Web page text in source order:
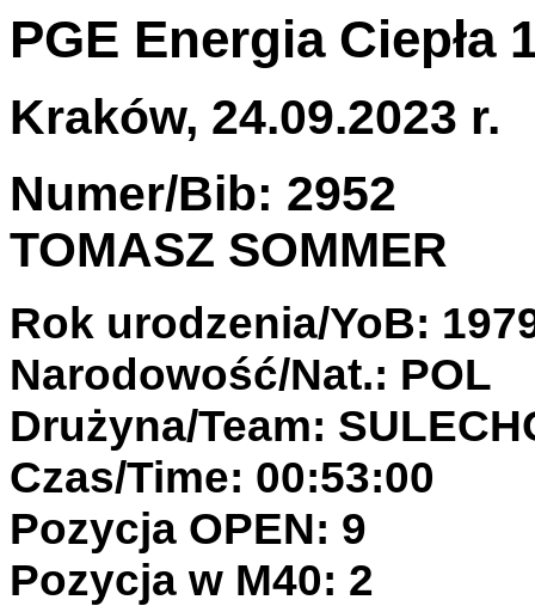
PGE Energia Ciepła
Kraków, 24.09.2023 r.
Numer/Bib: 2952
TOMASZ SOMMER
Rok urodzenia/YoB:
Narodowość/Nat.: POL
Drużyna/Team:
Czas/Time: 00:53:00
Pozycja OPEN: 9
Pozycja w M40: 2